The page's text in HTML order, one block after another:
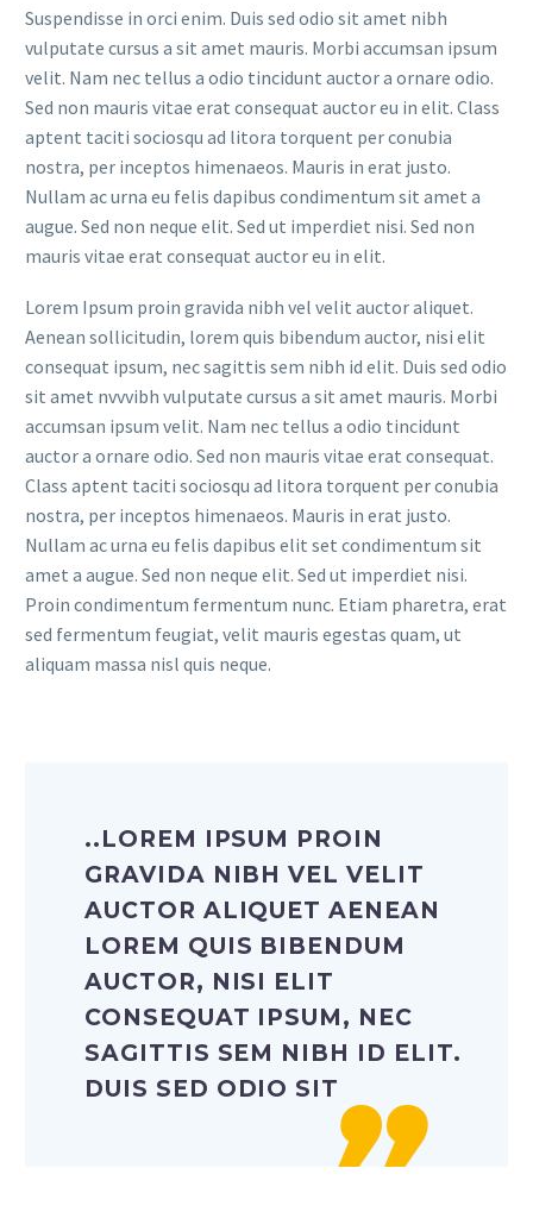
Suspendisse in orci enim. Duis sed odio sit amet nibh
vulputate cursus a sit amet mauris. Morbi accumsan ipsum
velit. Nam nec tellus a odio tincidunt auctor a ornare odio.
Sed non mauris vitae erat consequat auctor eu in elit. Class
aptent taciti sociosqu ad litora torquent per conubia
nostra, per inceptos himenaeos. Mauris in erat justo.
Nullam ac urna eu felis dapibus condimentum sit amet a
augue. Sed non neque elit. Sed ut imperdiet nisi. Sed non
mauris vitae erat consequat auctor eu in elit.
Lorem Ipsum proin gravida nibh vel velit auctor aliquet.
Aenean sollicitudin, lorem quis bibendum auctor, nisi elit
consequat ipsum, nec sagittis sem nibh id elit. Duis sed odio
sit amet nvvvibh vulputate cursus a sit amet mauris. Morbi
accumsan ipsum velit. Nam nec tellus a odio tincidunt
auctor a ornare odio. Sed non mauris vitae erat consequat.
Class aptent taciti sociosqu ad litora torquent per conubia
nostra, per inceptos himenaeos. Mauris in erat justo.
Nullam ac urna eu felis dapibus elit set condimentum sit
amet a augue. Sed non neque elit. Sed ut imperdiet nisi.
Proin condimentum fermentum nunc. Etiam pharetra, erat
sed fermentum feugiat, velit mauris egestas quam, ut
aliquam massa nisl quis neque.
..LOREM IPSUM PROIN
GRAVIDA NIBH VEL VELIT
AUCTOR ALIQUET AENEAN
LOREM QUIS BIBENDUM
AUCTOR, NISI ELIT
CONSEQUAT IPSUM, NEC
SAGITTIS SEM NIBH ID ELIT.
DUIS SED ODIO SIT